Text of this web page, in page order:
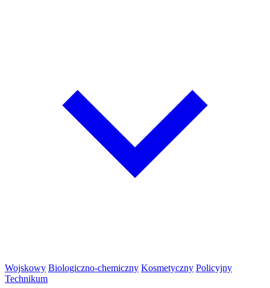
Wojskowy Biologiczno-chemiczny Kosmetyczny Policyjny
Technikum